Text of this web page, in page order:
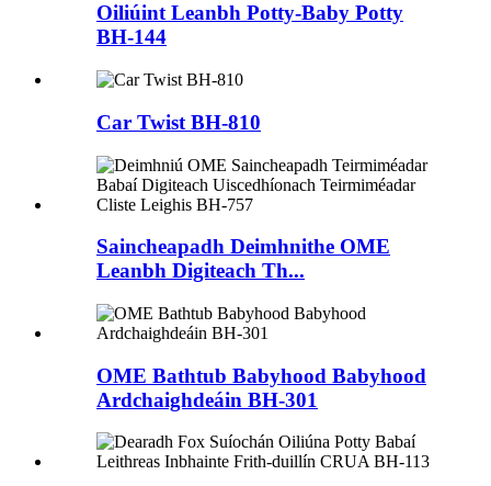
Oiliúint Leanbh Potty-Baby Potty
BH-144
Car Twist BH-810
Saincheapadh Deimhnithe OME
Leanbh Digiteach Th...
OME Bathtub Babyhood Babyhood
Ardchaighdeáin BH-301